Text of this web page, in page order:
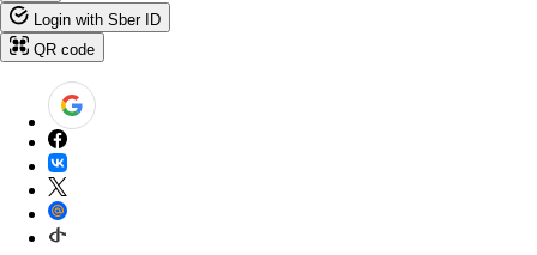
Login with Sber ID
QR code